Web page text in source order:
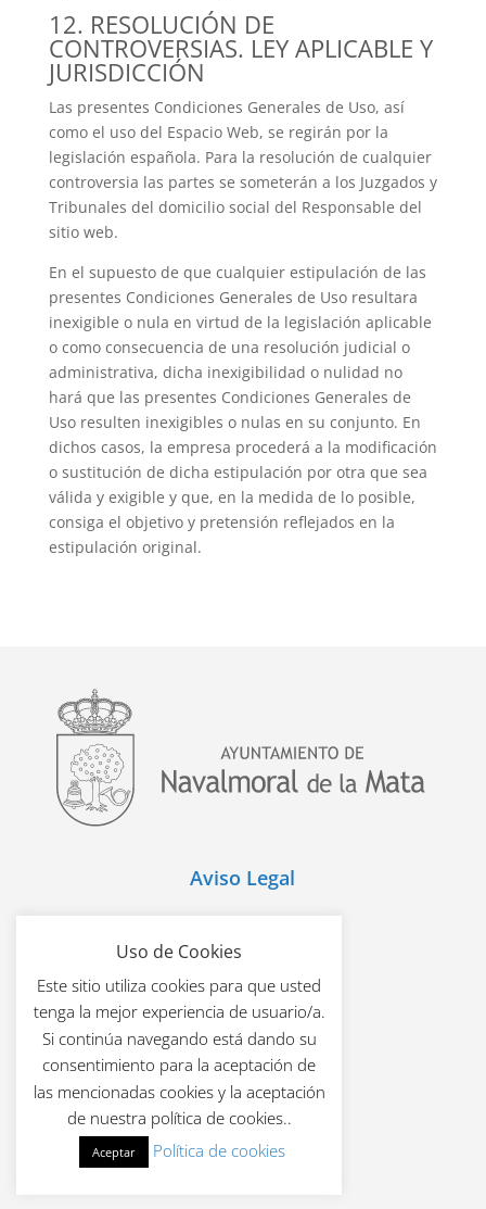
12. RESOLUCIÓN DE
CONTROVERSIAS. LEY APLICABLE Y
JURISDICCIÓN
Las presentes Condiciones Generales de Uso, así
como el uso del Espacio Web, se regirán por la
legislación española. Para la resolución de cualquier
controversia las partes se someterán a los Juzgados y
Tribunales del domicilio social del Responsable del
sitio web.
En el supuesto de que cualquier estipulación de las
presentes Condiciones Generales de Uso resultara
inexigible o nula en virtud de la legislación aplicable
o como consecuencia de una resolución judicial o
administrativa, dicha inexigibilidad o nulidad no
hará que las presentes Condiciones Generales de
Uso resulten inexigibles o nulas en su conjunto. En
dichos casos, la empresa procederá a la modificación
o sustitución de dicha estipulación por otra que sea
válida y exigible y que, en la medida de lo posible,
consiga el objetivo y pretensión reflejados en la
estipulación original.
Aviso Legal
Política de Privacidad
Mapa Web
Uso de Cookies
Este sitio utiliza cookies para que usted
tenga la mejor experiencia de usuario/a.
Si continúa navegando está dando su
consentimiento para la aceptación de
las mencionadas cookies y la aceptación
de nuestra política de cookies..
Aceptar Política de cookies